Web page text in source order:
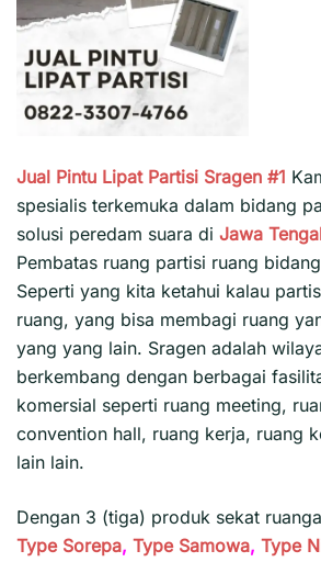
Jual Pintu Lipat Partisi Sragen #1
spesialis terkemuka dalam bidang
solusi peredam suara di Jawa
Pembatas ruang partisi ruang
Seperti yang kita ketahui kalau
ruang, yang bisa membagi ruang
yang yang lain. Sragen adalah
berkembang dengan berbagai
komersial seperti ruang meeting,
convention hall, ruang kerja, ruang
lain lain.
Dengan 3 (tiga) produk sekat
Type Sorepa, Type Samowa, Type